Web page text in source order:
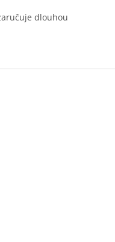
dlouhou